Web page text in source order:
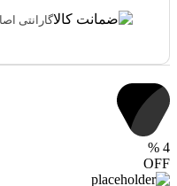
گارانتی
4
%
OFF